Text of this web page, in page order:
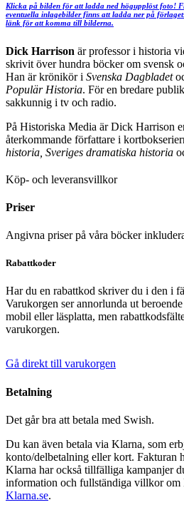
Klicka på bilden för att ladda ned högupplöst foto!
eventuella inlagebilder finns att ladda ner på
länk för att komma till bilderna.
Dick Harrison är professor i historia
skrivit över hundra böcker om svensk
Han är krönikör i Svenska Dagbladet
Populär Historia. För en bredare
sakkunnig i tv och radio.
På Historiska Media är Dick Harrison
återkommande författare i
historia, Sveriges dramatiska historia
Köp- och leveransvillkor
Priser
Angivna priser på våra böcker
Rabattkoder
Har du en rabattkod skriver du i den i
Varukorgen ser annorlunda ut
mobil eller läsplatta, men
varukorgen.
Gå direkt till varukorgen
Betalning
Det går bra att betala med Swish.
Du kan även betala via Klarna, som
konto/delbetalning eller kort. Fakturan
Klarna har också tillfälliga kampanjer
information och fullständiga villkor om
Klarna.se.